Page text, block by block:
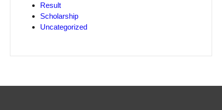
Result
Scholarship
Uncategorized